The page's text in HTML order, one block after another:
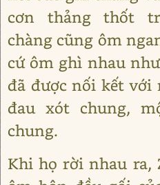
cơn thảng thốt
chàng cũng ôm
cứ ôm ghì nhau
đã được nối kết với
đau xót chung,
chung.
Khi họ rời nhau ra,